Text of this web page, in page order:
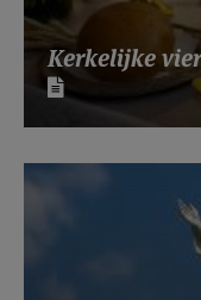
Kerkelijke